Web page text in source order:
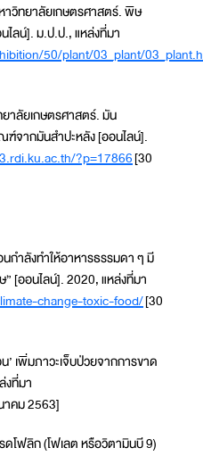
วิทยาลัยเกษตรศาสตร์. พิษ
ไลน์]. ม.ป.ป., แหล่งที่มา
50/plant/03_plant/
าลัยเกษตรศาสตร์. มัน
ฑ์จากมันสำปะหลัง [ออนไลน์].
?p=17866[30
กำลังทำให้อาหารธรรมดา ๆ มี
” [ออนไลน์]. 2020, แหล่งที่มา
change-toxic-food/[30
’ เพิ่มภาวะเจ็บป่วยจากการขาด
งที่มา
าคม 2563]
ดโฟลิก (โฟเลต หรือวิตามินบี 9)